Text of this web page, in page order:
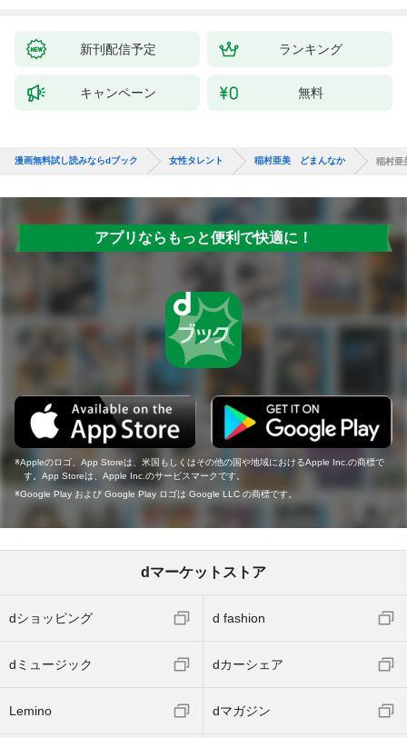
新刊配信予定 ランキング
キャンペーン 無料
漫画無料試し読みならdブック 女性タレント 稲村亜美 どまんなか 稲村
アプリならもっと便利で快適に！
Appleのロゴ、App Storeは、米国もしくはその他の国や地域におけるApple Inc.の商標で
す。App Storeは、Apple Inc.のサービスマークです。
Google Play および Google Play ロゴは Google LLC の商標です。
dマーケットストア
dショッピング d fashion
dミュージック dカーシェア
Lemino dマガジン